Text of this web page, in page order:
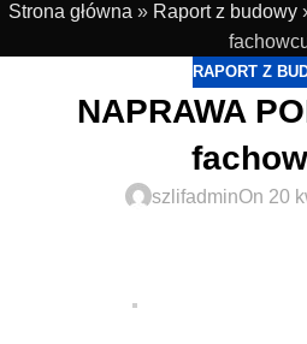
Strona główna » Raport z budowy
RAPORT Z
NAPRAWA
szlifadminOn 20